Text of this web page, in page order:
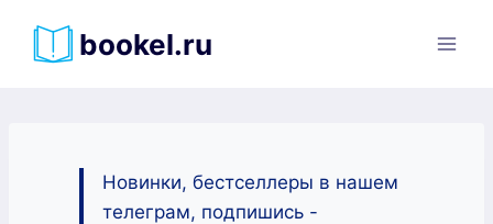
bookel.ru
Новинки, бестселлеры в нашем
телеграм, подпишись -